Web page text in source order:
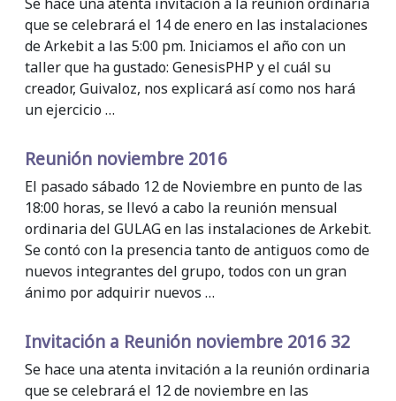
que se celebrará el 14 de enero en las instalaciones
de Arkebit a las 5:00 pm. Iniciamos el año con un
taller que ha gustado: GenesisPHP y el cuál su
creador, Guivaloz, nos explicará así como nos hará
un ejercicio …
Reunión noviembre 2016
El pasado sábado 12 de Noviembre en punto de las
18:00 horas, se llevó a cabo la reunión mensual
ordinaria del GULAG en las instalaciones de Arkebit.
Se contó con la presencia tanto de antiguos como de
nuevos integrantes del grupo, todos con un gran
ánimo por adquirir nuevos …
Invitación a Reunión noviembre 2016 32
Se hace una atenta invitación a la reunión ordinaria
que se celebrará el 12 de noviembre en las